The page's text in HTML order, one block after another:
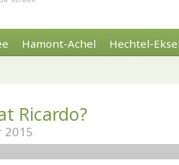
Hamont-Achel Hechtel-
Ricardo?
2015